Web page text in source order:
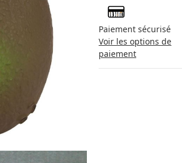
Paiement sécurisé
Voir les options de
paiement